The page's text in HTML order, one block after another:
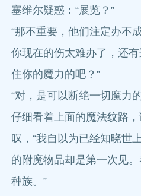
塞维尔疑惑：“展览？”
“那不重要，他们注定办不
你现在的伤太难办了，还
住你的魔力的吧？”
“对，是可以断绝一切魔力
仔细看着上面的魔法纹路
叹，“我自以为已经知晓世
的附魔物品却是第一次见
种族。”